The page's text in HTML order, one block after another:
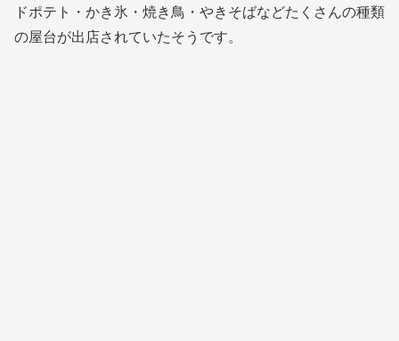
ドポテト・かき氷・焼き鳥・やきそばなどたくさんの種類
の屋台が出店されていたそうです。